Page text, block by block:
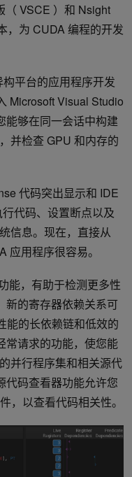
（ VSCE ）和 Nsight
，为 CUDA 编程的开发
平台的应用程序开发
Microsoft Visual Studio
能够在同一会话中构建
并检查 GPU 和内存的
代码突出显示和 IDE
代码、设置断点以及
信息。现在，直接从
应用程序很容易。
能，有助于检测更多性
新的寄存器依赖关系可
能的长依赖链和低效的
常请求的功能，使您能
并行程序集和相关源代
代码查看器功能允许您
，以查看代码相关性。